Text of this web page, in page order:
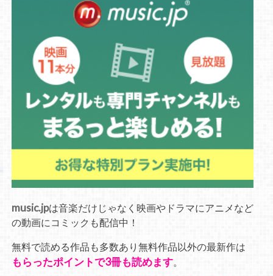
music.jpは音楽だけじゃなく映画やドラマにアニメなど
の動画にコミックも配信中！
無料で読める作品も多数あり無料作品以外の最新作は
もらったポイントで3冊も読めます。